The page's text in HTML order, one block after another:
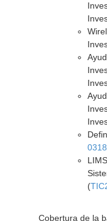
(
Cobertura de la